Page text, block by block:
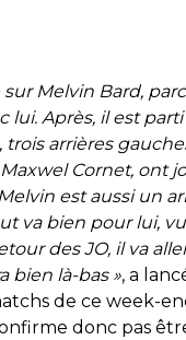
Melvin Bard,
lui. Après, il est
arrières
Cornet, ont
est aussi un
va bien pour lui,
des JO, il va
bien là-bas », a
de ce week-
donc pas